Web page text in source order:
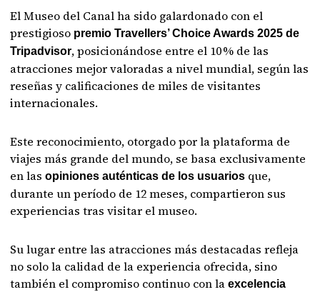
El Museo del Canal ha sido galardonado con el
prestigioso premio Travellers’ Choice Awards 2025 de
Tripadvisor, posicionándose entre el 10 % de las
atracciones mejor valoradas a nivel mundial, según las
reseñas y calificaciones de miles de visitantes
internacionales.
Este reconocimiento, otorgado por la plataforma de
viajes más grande del mundo, se basa exclusivamente
en lasopiniones auténticas de los usuarios que,
durante un período de 12 meses, compartieron sus
experiencias tras visitar el museo.
Su lugar entre las atracciones más destacadas refleja
no solo la calidad de la experiencia ofrecida, sino
también el compromiso continuo con la excelencia